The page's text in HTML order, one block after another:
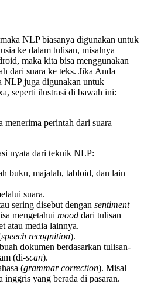
NLP biasanya digunakan untuk
ke dalam tulisan, misalnya
maka kita bisa menggunakan
dari suara ke teks. Jika Anda
NLP juga digunakan untuk
seperti ilustrasi di bawah ini:
perintah dari suara
nyata dari teknik NLP:
buku, majalah, tabloid, dan lain
suara.
sering disebut dengan sentiment
mengetahui mood dari tulisan
atau media lainnya.
speech recognition).
dokumen berdasarkan tulisan-
(di-scan).
(grammar correction). Misal
inggris yang berada di pasaran.